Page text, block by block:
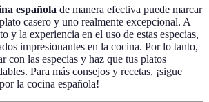
española de manera efectiva puede marcar
casero y uno realmente excepcional. A
y la experiencia en el uso de estas especias,
impresionantes en la cocina. Por lo tanto,
con las especias y haz que tus platos
Para más consejos y recetas, ¡sigue
la cocina española!